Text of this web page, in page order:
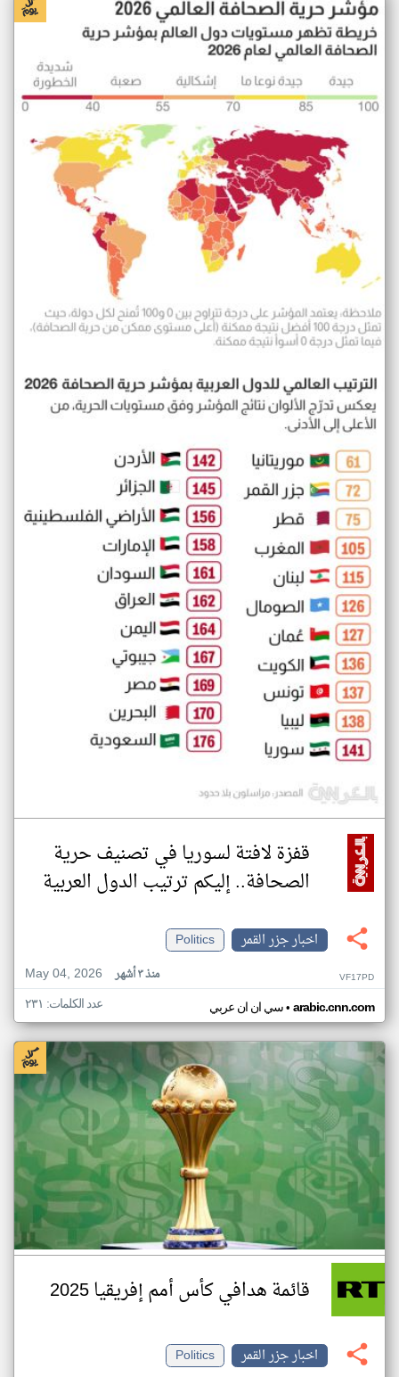
قفزة لافتة لسوريا في تصنيف حرية
الصحافة.. إليكم ترتيب الدول العربية
اخبار جزر القمر
Politics
May 04, 2026
منذ ٣ أشهر VF17PD
سي ان ان عربي• arabic.cnn.com عدد الكلمات: ٢٣١
قائمة هدافي كأس أمم إفريقيا 2025
اخبار جزر القمر
Politics